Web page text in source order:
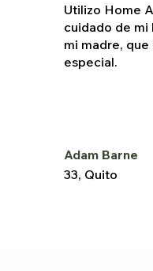
Utilizo Home
cuidado de mi
mi madre,
especial.
Adam Barne
33, Quito